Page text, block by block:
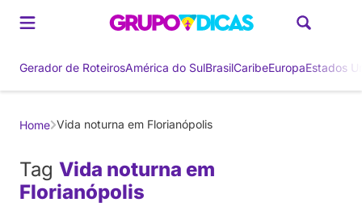
Gerador de RoteirosAmérica do SulBrasilCaribeEuropaEstados
Home Vida noturna em Florianópolis
Tag Vida noturna em
Florianópolis